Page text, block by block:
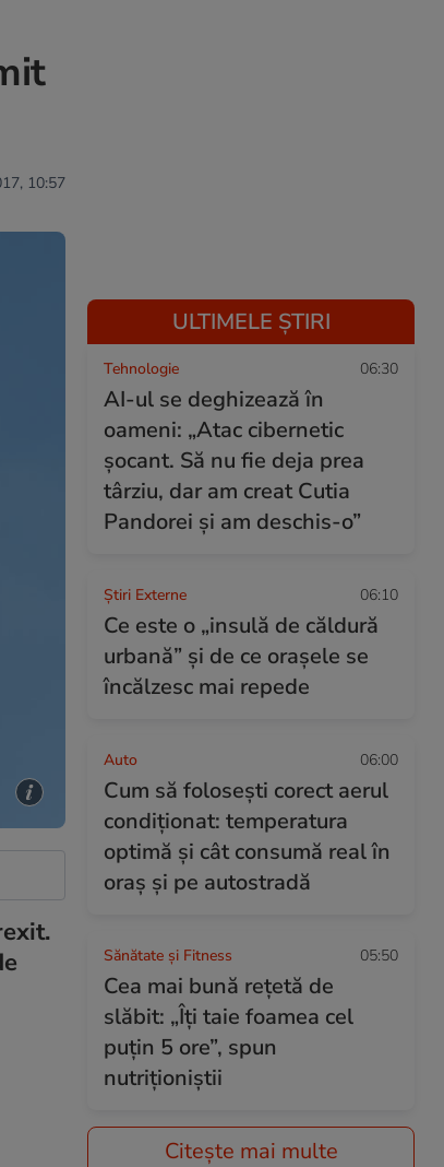
10:57
ULTIMELE ȘTIRI
Tehnologie 06:30
AI-ul se deghizează în
oameni: „Atac cibernetic
șocant. Să nu fie deja prea
târziu, dar am creat Cutia
Pandorei și am deschis-o”
Știri Externe 06:10
Ce este o „insulă de căldură
urbană” și de ce orașele se
încălzesc mai repede
Auto 06:00
Cum să folosești corect aerul
condiționat: temperatura
optimă și cât consumă real în
oraș și pe autostradă
Sănătate și Fitness 05:50
Cea mai bună rețetă de
slăbit: „Îți taie foamea cel
puțin 5 ore”, spun
nutriționiștii
Citește mai multe